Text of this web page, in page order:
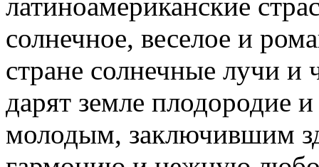
солнечное, веселое и
стране солнечные лучи и
дарят земле плодородие
молодым, заключившим